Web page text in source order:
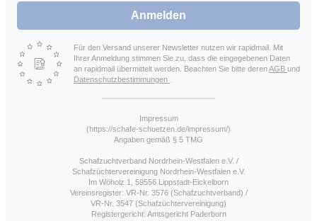
Anmelden
Für den Versand unserer Newsletter nutzen wir rapidmail. Mit
Ihrer Anmeldung stimmen Sie zu, dass die eingegebenen Daten
an rapidmail übermittelt werden. Beachten Sie bitte derenAGB und
Datenschutzbestimmungen
Impressum
(https://schafe-schuetzen.de/impressum/)
Angaben gemäß § 5 TMG
Schafzuchtverband Nordrhein-Westfalen e.V. /
Schafzüchtervereinigung Nordrhein-Westfalen e.V.
Im Wöholz 1, 59556 Lippstadt-Eickelborn
Vereinsregister: VR-Nr. 3576 (Schafzuchtverband) /
VR-Nr. 3547 (Schafzüchtervereinigung)
Registergericht: Amtsgericht Paderborn